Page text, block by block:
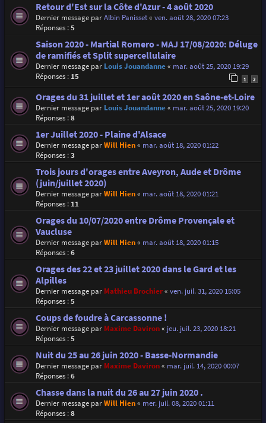
Retour d'Est sur la Côte d'Azur - 4 août 2020
Dernier message parAlbin Panisset« ven. août 28, 2020 07:23
Réponses :5
Saison 2020 - Martial Romero - MAJ 17/08/2020: Déluge
de ramifiés et Split supercellulaire
Dernier message par Louis Jouandanne« mar. août 25, 2020 19:29
Réponses : 15 1 2
Orages du 31 juillet et 1er août 2020 en Saône-et-Loire
Dernier message par Louis Jouandanne« mar. août 25, 2020 19:20
Réponses :8
1er Juillet 2020 - Plaine d'Alsace
Dernier message parWill Hien« mar. août 18, 2020 01:22
Réponses :3
Trois jours d'orages entre Aveyron, Aude et Drôme
(juin/juillet 2020)
Dernier message parWill Hien« mar. août 18, 2020 01:21
Réponses : 11
Orages du 10/07/2020 entre Drôme Provençale et
Vaucluse
Dernier message parWill Hien« mar. août 18, 2020 01:15
Réponses :6
Orages des 22 et 23 juillet 2020 dans le Gard et les
Alpilles
Dernier message par Mathieu Brochier« ven. juil. 31, 2020 15:05
Réponses :5
Coups de foudre à Carcassonne !
Dernier message par Maxime Daviron« jeu. juil. 23, 2020 18:21
Réponses :5
Nuit du 25 au 26 juin 2020 - Basse-Normandie
Dernier message par Maxime Daviron« mar. juil. 14, 2020 00:07
Réponses :6
Chasse dans la nuit du 26 au 27 juin 2020 .
Dernier message parWill Hien« mer. juil. 08, 2020 01:11
Réponses :8